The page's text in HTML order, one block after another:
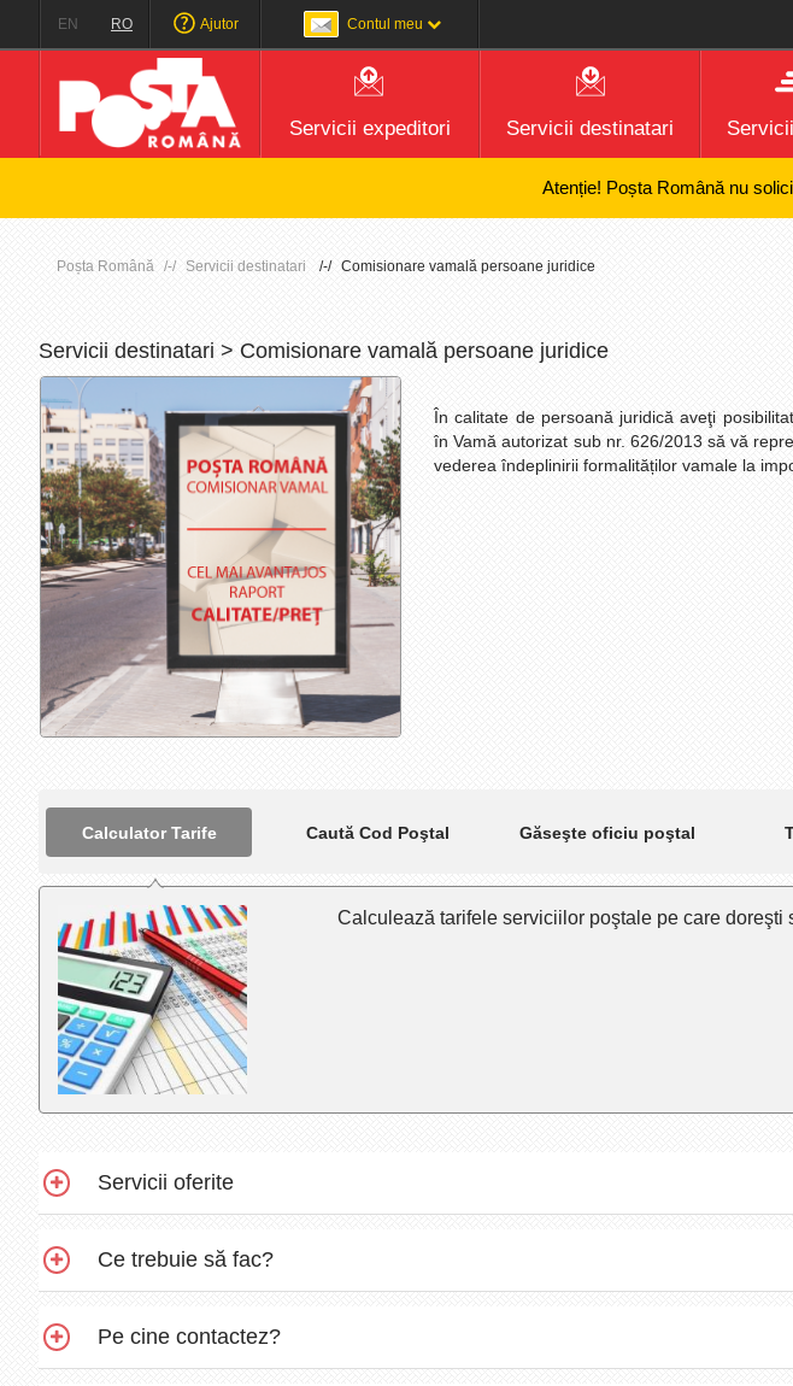
EN RO Ajutor Contul meu
Servicii expeditori Servicii destinatari
Atenție! Poșta Română nu solicită
Poșta Română Servicii destinatari Comisionare vamală persoane juridice
Servicii destinatari > Comisionare vamală persoane juridice
În calitate de persoană juridică aveţi
în Vamă autorizat sub nr. 626/2013 să vă
vederea îndeplinirii formalităților vamale la
Calculator Tarife Caută Cod Poştal Găseşte oficiu poştal
Calculează tarifele serviciilor poştale pe care doreşti
Servicii oferite
Ce trebuie să fac?
Pe cine contactez?